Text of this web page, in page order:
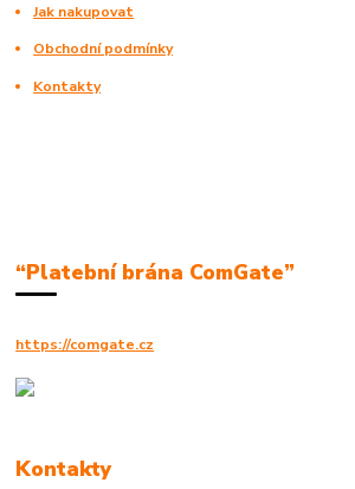
Jak nakupovat
Obchodní podmínky
Kontakty
“Platební brána ComGate”
https://comgate.cz
Kontakty